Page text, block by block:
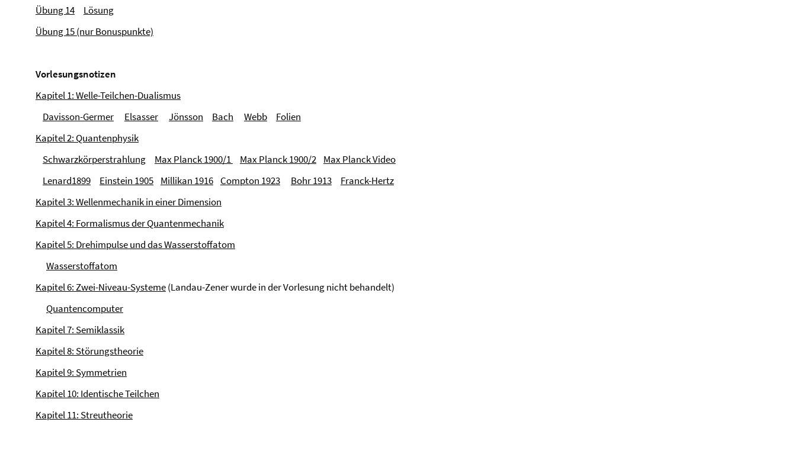
Übung 14
Lösung
Übung 15 (nur Bonuspunkte)
Vorlesungsnotizen
Kapitel 1: Welle-Teilchen-Dualismus
Davisson-Germer
Elsasser Jönsson Bach Webb
Folien
Kapitel 2: Quantenphysik
Schwarzkörperstrahlung
Max Planck 1900/1 Max Planck 1900/2 Max Planck Video
Lenard1899
Einstein 1905 Millikan 1916 Compton 1923 Bohr 1913
Franck-Hertz
Kapitel 3: Wellenmechanik in einer Dimension
Kapitel 4: Formalismus der Quantenmechanik
Kapitel 5: Drehimpulse und das Wasserstoffatom
Wasserstoffatom
Kapitel 6: Zwei-Niveau-Systeme(Landau-Zener wurde in der Vorlesung nicht behandelt)
Quantencomputer
Kapitel 7: Semiklassik
Kapitel 8: Störungstheorie
Kapitel 9: Symmetrien
Kapitel 10: Identische Teilchen
Kapitel 11: Streutheorie